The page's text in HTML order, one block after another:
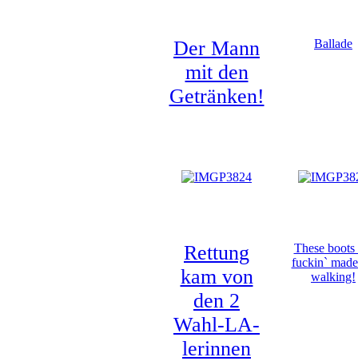
Der Mann
mit den
Getränken!
Ballade
Rettung
kam von
den 2
Wahl-LA-
lerinnen
These boots
fuckin`
walking!